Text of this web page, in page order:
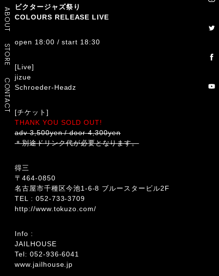
ABOUT
STORE
CONTACT
ビクタージャズ祭り
COLOURS RELEASE LIVE
open 18:00 / start 18:30
[Live]
jizue
Schroeder-Headz
[チケット]
THANK YOU SOLD OUT!
adv 3,500yen / door 4,300yen
＊別途ドリンク代が必要となります。
得三
〒464-0850
名古屋市千種区今池1-6-8 ブルースタービル2F
TEL : 052-733-3709
http://www.tokuzo.com/
Info :
JAILHOUSE
Tel: 052-936-6041
www.jailhouse.jp